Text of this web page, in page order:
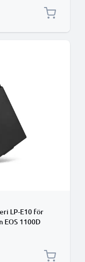
LP-E10 för
EOS 1100D
EOS Kiss
Kamera-